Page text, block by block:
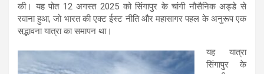
की। यह पोत 12 अगस्त 2025 को सिंगापुर के चांगी नौसैनिक अड्डे से
रवाना हुआ, जो भारत की एक्ट ईस्ट नीति और महासागर पहल के अनुरूप एक
सद्भावना यात्रा का समापन था।
यह यात्रा
सिंगापुर के